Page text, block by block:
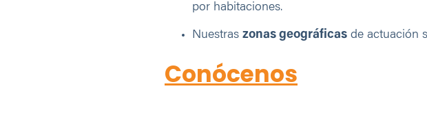
por habitaciones.
Nuestras zonas geográficas de actuación
Conócenos